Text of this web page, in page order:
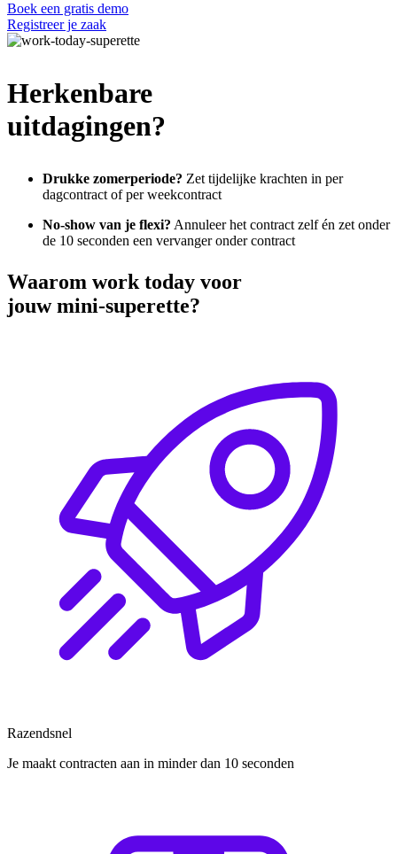
Boek een gratis demo
Registreer je zaak
Herkenbare
uitdagingen?
Drukke zomerperiode? Zet tijdelijke krachten in per
dagcontract of per weekcontract
No-show van je flexi? Annuleer het contract zelf én zet onder
de 10 seconden een vervanger onder contract
Waarom work today voor
jouw mini-superette?
Razendsnel
Je maakt contracten aan in minder dan 10 seconden